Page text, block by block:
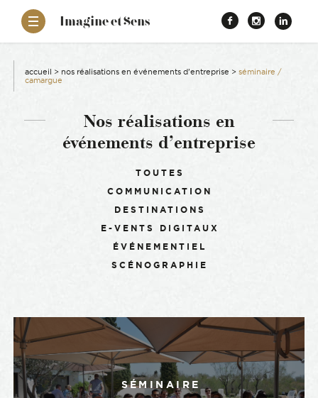
Imagine et Sens–
Événementiel
Communicants
accueil > nos réalisations en événements d’entreprise > séminaire /
camargue
Nos réalisations en
événements d’entreprise
TOUTES
COMMUNICATION
DESTINATIONS
E-VENTS DIGITAUX
ÉVÉNEMENTIEL
SCÉNOGRAPHIE
SÉMINAIRE